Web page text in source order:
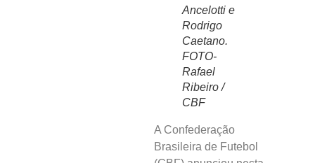
Ancelotti e
Rodrigo
Caetano.
FOTO-
Rafael
Ribeiro /
CBF
A Confederação
Brasileira de Futebol